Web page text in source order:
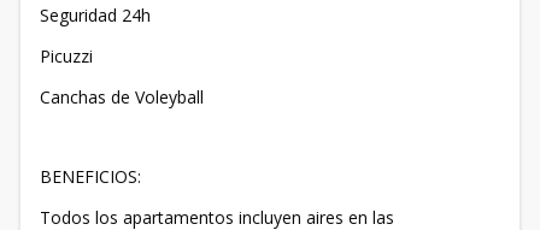
Seguridad 24h
Picuzzi
Canchas de Voleyball
BENEFICIOS:
Todos los apartamentos incluyen aires en las